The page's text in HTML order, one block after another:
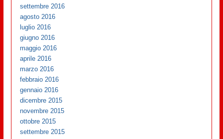
settembre 2016
agosto 2016
luglio 2016
giugno 2016
maggio 2016
aprile 2016
marzo 2016
febbraio 2016
gennaio 2016
dicembre 2015
novembre 2015
ottobre 2015
settembre 2015